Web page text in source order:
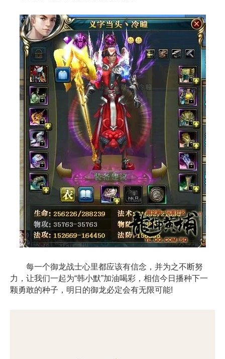
每一个御龙战士心里都应该有信念，并为之不断努
力，让我们一起为“韩小默”加油喝彩，相信今日播种下一
颗勇敢的种子，明日的御龙必定会有无限可能!